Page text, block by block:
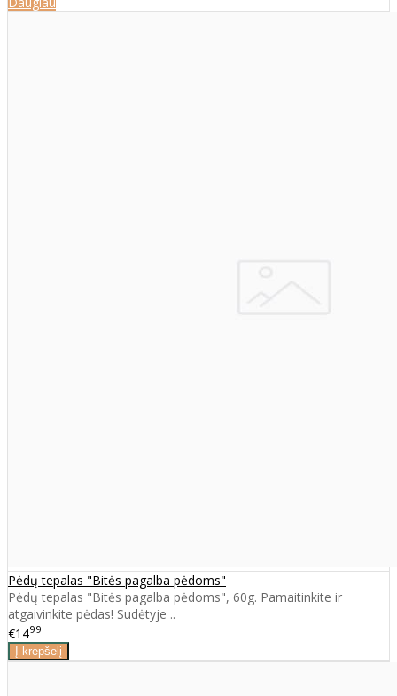
Pėdų tepalas "Bitės pagalba pėdoms"
Pėdų tepalas "Bitės pagalba pėdoms", 60g. Pamaitinkite ir
atgaivinkite pėdas! Sudėtyje ..
€1499